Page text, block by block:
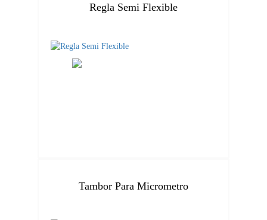
Regla Semi Flexible
Tambor Para Micrometro